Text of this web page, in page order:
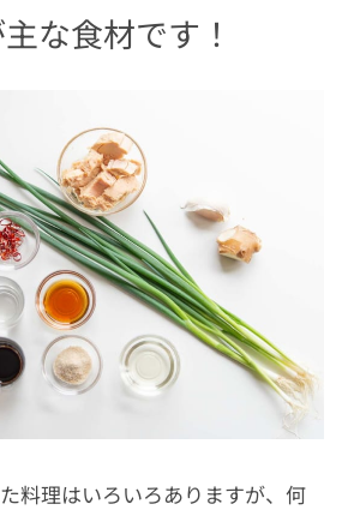
な食材です！
料理はいろいろありますが、何